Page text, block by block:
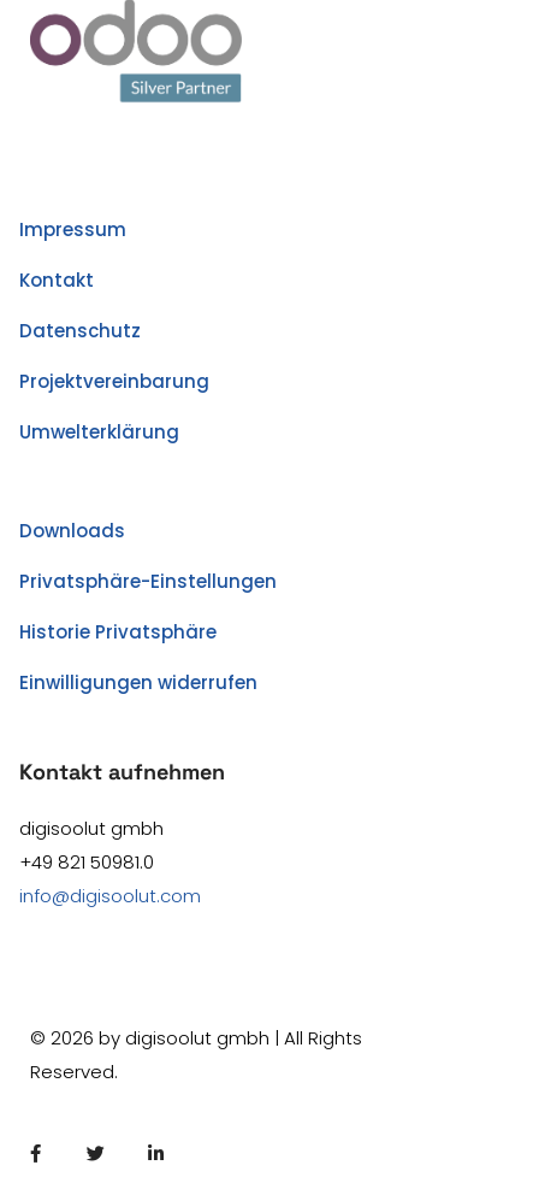
Impressum
Kontakt
Datenschutz
Projektvereinbarung
Umwelterklärung
Downloads
Privatsphäre-Einstellungen
Historie Privatsphäre
Einwilligungen widerrufen
Kontakt aufnehmen
digisoolut gmbh
+49 821 50981.0
info@digisoolut.com
©2026 by digisoolut gmbh | All Rights
Reserved.